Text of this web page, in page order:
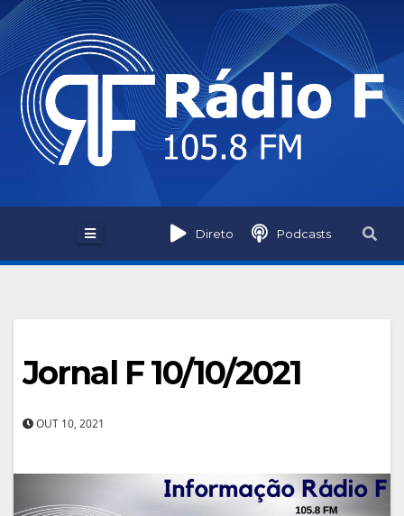
Skip
to
content
Direto Podcasts
Jornal F 10/10/2021
OUT 10, 2021